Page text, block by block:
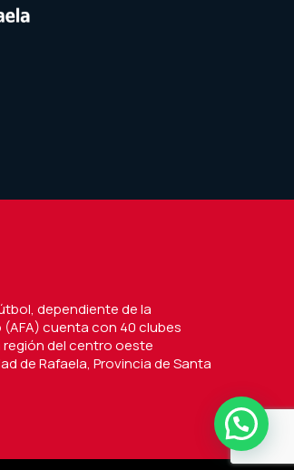
dependiente de la
cuenta con 40 clubes
del centro oeste
de Rafaela, Provincia de Santa